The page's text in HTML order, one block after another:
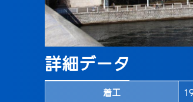
詳細データ
着工